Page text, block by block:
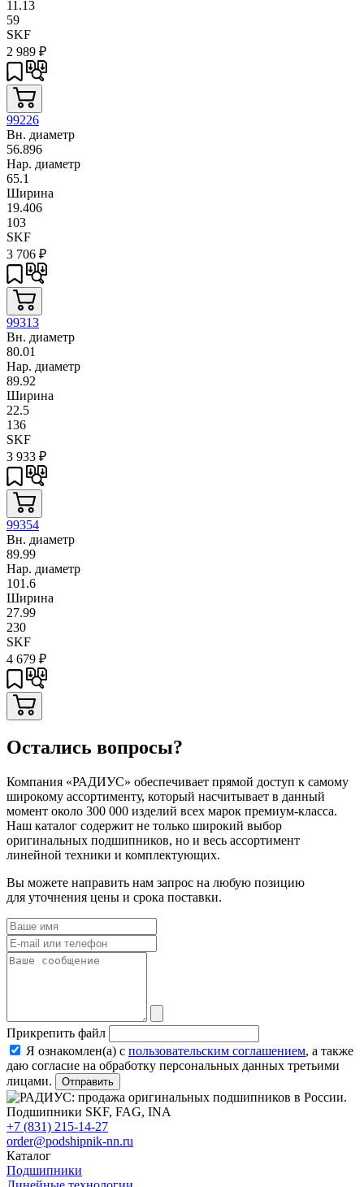
11.13
59
SKF
2 989 ₽
99226
Вн. диаметр
56.896
Нар. диаметр
65.1
Ширина
19.406
103
SKF
3 706 ₽
99313
Вн. диаметр
80.01
Нар. диаметр
89.92
Ширина
22.5
136
SKF
3 933 ₽
99354
Вн. диаметр
89.99
Нар. диаметр
101.6
Ширина
27.99
230
SKF
4 679 ₽
Остались вопросы?
Компания «РАДИУС» обеспечивает прямой доступ к самому
широкому ассортименту, который насчитывает в данный
момент около 300 000 изделий всех марок премиум-класса.
Наш каталог содержит не только широкий выбор
оригинальных подшипников, но и весь ассортимент
линейной техники и комплектующих.
Вы можете направить нам запрос на любую позицию
для уточнения цены и срока поставки.
Прикрепить файл
Я ознакомлен(а) с пользовательским соглашением, а также
даю согласие на обработку персональных данных третьими
лицами.
Отправить
+7 (831) 215-14-27
order@podshipnik-nn.ru
Каталог
Подшипники